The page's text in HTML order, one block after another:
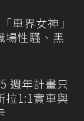
車界女神」
場性騷、黑
週年計畫只
拉1:1實車與